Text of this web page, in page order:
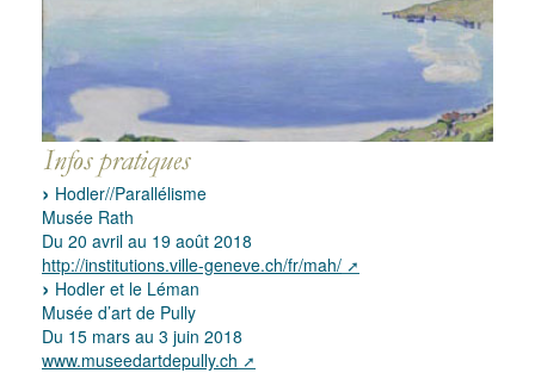
Hodler//Parallélisme
Musée Rath
Du 20 avril au 19 août 2018
http://institutions.ville-geneve.ch/fr/mah/
Hodler et le Léman
Musée d’art de Pully
Du 15 mars au 3 juin 2018
www.museedartdepully.ch